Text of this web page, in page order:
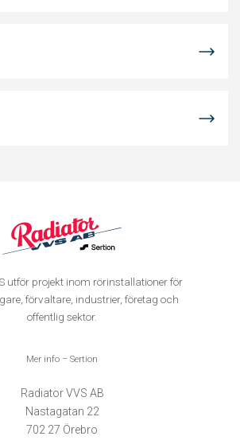
utför projekt inom rörinstallationer för
förvaltare, industrier, företag och
offentlig sektor.
Mer info – Sertion
Radiator VVS AB
Nastagatan 22
702 27 Örebro